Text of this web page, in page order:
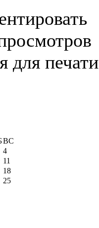
для печати
ВС
4
11
18
25